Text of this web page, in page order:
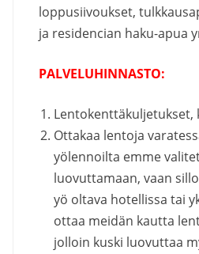
loppusiivoukset,
ja residencian haku-apua
PALVELUHINNASTO:
Lentokenttäkuljetukset,
Ottakaa lentoja
yölennoilta emme
luovuttamaan, vaan
yö oltava hotellissa tai
ottaa meidän kautta
jolloin kuski luovuttaa